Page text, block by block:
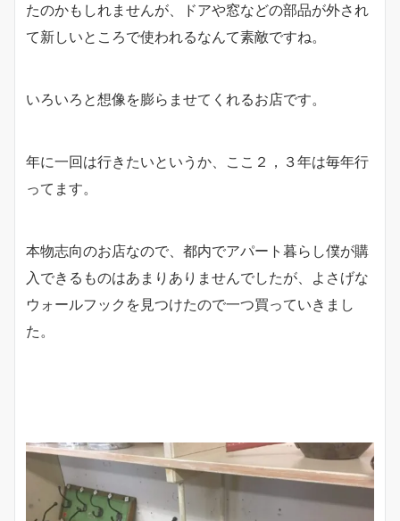
たのかもしれませんが、ドアや窓などの部品が外され
て新しいところで使われるなんて素敵ですね。
いろいろと想像を膨らませてくれるお店です。
年に一回は行きたいというか、ここ２，３年は毎年行
ってます。
本物志向のお店なので、都内でアパート暮らし僕が購
入できるものはあまりありませんでしたが、よさげな
ウォールフックを見つけたので一つ買っていきまし
た。